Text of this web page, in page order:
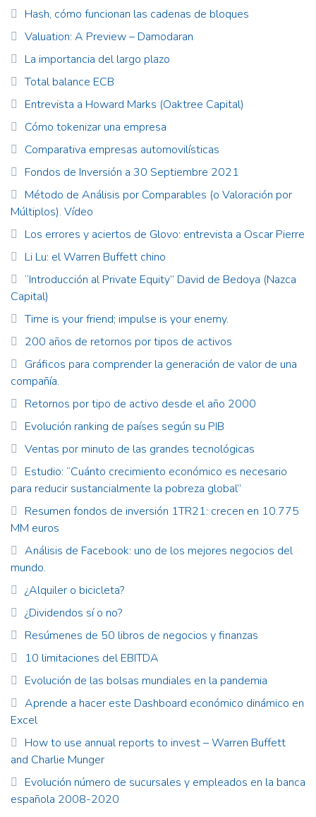
Hash, cómo funcionan las cadenas de bloques
Valuation: A Preview – Damodaran
La importancia del largo plazo
Total balance ECB
Entrevista a Howard Marks (Oaktree Capital)
Cómo tokenizar una empresa
Comparativa empresas automovilísticas
Fondos de Inversión a 30 Septiembre 2021
Método de Análisis por Comparables (o Valoración por
Múltiplos). Vídeo
Los errores y aciertos de Glovo: entrevista a Oscar Pierre
Li Lu: el Warren Buffett chino
“Introducción al Private Equity” David de Bedoya (Nazca
Capital)
Time is your friend; impulse is your enemy.
200 años de retornos por tipos de activos
Gráficos para comprender la generación de valor de una
compañía.
Retornos por tipo de activo desde el año 2000
Evolución ranking de países según su PIB
Ventas por minuto de las grandes tecnológicas
Estudio: “Cuánto crecimiento económico es necesario
para reducir sustancialmente la pobreza global”
Resumen fondos de inversión 1TR21: crecen en 10.775
MM euros
Análisis de Facebook: uno de los mejores negocios del
mundo.
¿Alquiler o bicicleta?
¿Dividendos sí o no?
Resúmenes de 50 libros de negocios y finanzas
10 limitaciones del EBITDA
Evolución de las bolsas mundiales en la pandemia
Aprende a hacer este Dashboard económico dinámico en
Excel
How to use annual reports to invest – Warren Buffett
and Charlie Munger
Evolución número de sucursales y empleados en la banca
española 2008-2020